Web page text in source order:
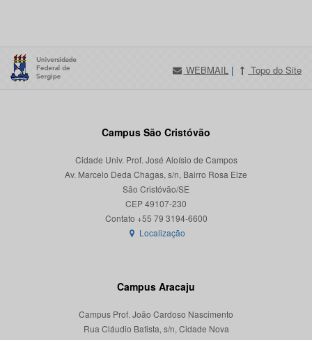
WEBMAIL | Topo do Site
Campus São Cristóvão
Cidade Univ. Prof. José Aloísio de Campos
Av. Marcelo Deda Chagas, s/n, Bairro Rosa Elze
São Cristóvão/SE
CEP 49107-230
Localização
Campus Aracaju
Campus Prof. João Cardoso Nascimento
Rua Cláudio Batista, s/n, Cidade Nova